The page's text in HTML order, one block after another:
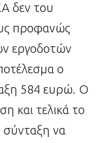
δεν του
προφανώς
εργοδοτών
ο
584 ευρώ. Ο
και τελικά το
σύνταξη να